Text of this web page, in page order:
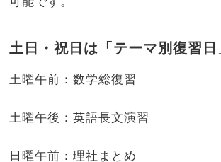
土日・祝日は「テーマ別復習日
土曜午前：数学総復習
土曜午後：英語長文演習
日曜午前：理社まとめ